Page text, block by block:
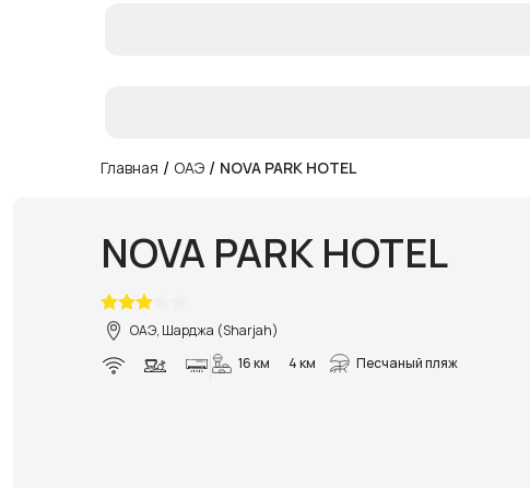
Главная / ОАЭ / NOVA PARK HOTEL
NOVA PARK HOTEL
ОАЭ, Шарджа (Sharjah)
16 км
4 км Песчаный пляж